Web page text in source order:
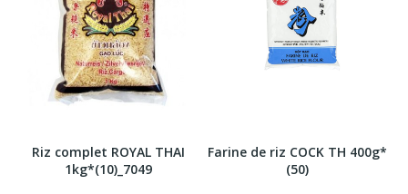
Riz complet ROYAL THAI
1kg*(10)_7049
Farine de riz COCK TH 400g*
(50)